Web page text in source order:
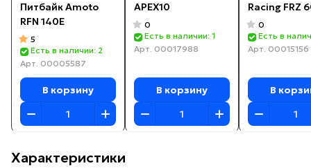
Питбайк Amoto
RFN 140E
5
Есть в наличии: 2
Арт. 00005587
В корзину
APEX10
0
Есть в наличии: 1
Арт. 00017988
В корзину
Racing FRZ
0
Есть в
Арт. 00015156
В
Характеристики